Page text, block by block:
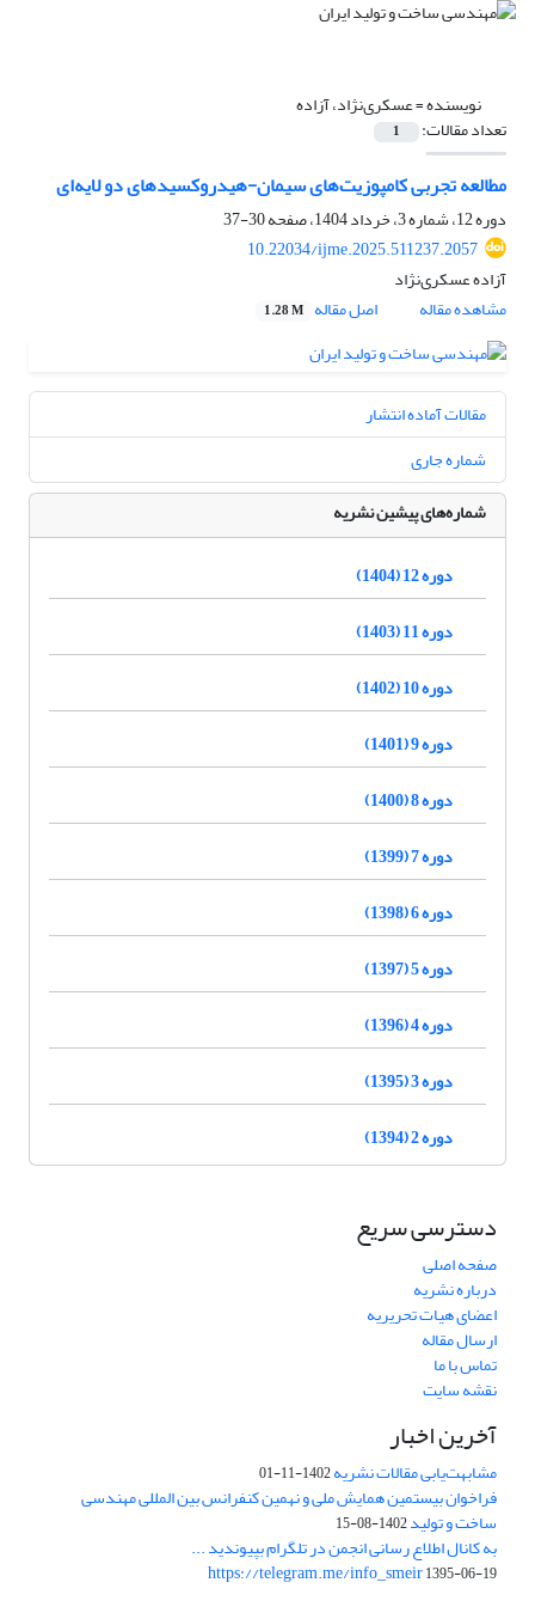
نویسنده =عسکری‌نژاد، آزاده
تعداد مقالات: 1
مطالعه تجربی کامپوزیت‌های سیمان-هیدروکسیدهای دو لایه‌ای
دوره 12، شماره 3، خرداد 1404، صفحه
30-37
10.22034/ijme.2025.511237.2057
آزاده عسکری‌نژاد
مشاهده مقاله
اصل مقاله 1.28 M
مقالات آماده انتشار
شماره جاری
شماره‌های پیشین نشریه
دوره 12 (1404)
دوره 11 (1403)
دوره 10 (1402)
دوره 9 (1401)
دوره 8 (1400)
دوره 7 (1399)
دوره 6 (1398)
دوره 5 (1397)
دوره 4 (1396)
دوره 3 (1395)
دوره 2 (1394)
دسترسی سریع
صفحه اصلی
درباره نشریه
اعضای هیات تحریریه
ارسال مقاله
تماس با ما
نقشه سایت
آخرین اخبار
مشابهت‌یابی مقالات نشریه1402-11-01
فراخوان بیستمین همایش ملی و نهمین کنفرانس بین المللی مهندسی
ساخت و تولید1402-08-15
به کانال اطلاع رسانی انجمن در تلگرام بپیوندید ...
https://telegram.me/info_smeir1395-06-19